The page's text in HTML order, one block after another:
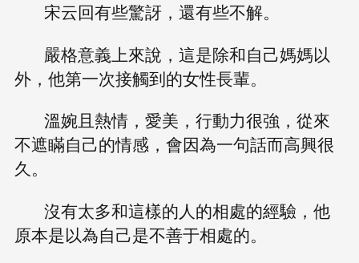
宋云回有些驚訝，還有些不解。
嚴格意義上來說，這是除和自己媽媽以
外，他第一次接觸到的女性長輩。
溫婉且熱情，愛美，行動力很強，從來
不遮瞞自己的情感，會因為一句話而高興很
久。
沒有太多和這樣的人的相處的經驗，他
原本是以為自己是不善于相處的。